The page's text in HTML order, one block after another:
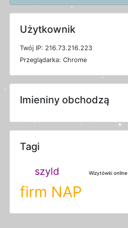
Użytkownik
Twój IP: 216.73.216.223
Przeglądarka: Chrome
Imieniny obchodzą
Tagi
szyld Wizytówki online
firm NAP